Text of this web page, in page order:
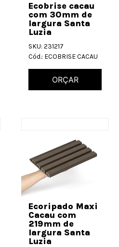
Ecobrise cacau
com 30mm de
largura Santa
Luzia
SKU: 231217
Cód.: ECOBRISE CACAU
ORÇAR
Ecoripado Maxi
Cacau com
219mm de
largura Santa
Luzia